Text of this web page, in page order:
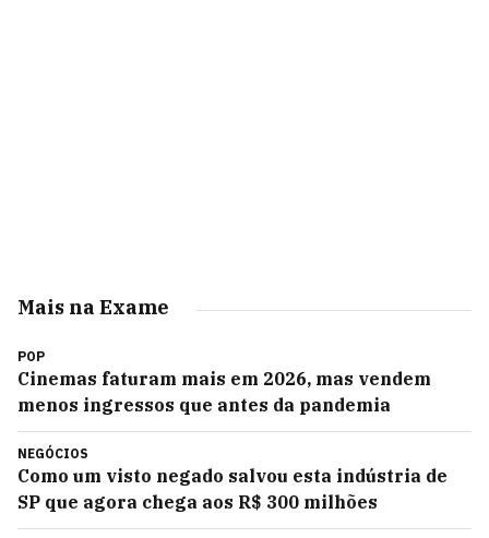
Mais na Exame
POP
Cinemas faturam mais em 2026, mas vendem
menos ingressos que antes da pandemia
NEGÓCIOS
Como um visto negado salvou esta indústria de
SP que agora chega aos R$ 300 milhões